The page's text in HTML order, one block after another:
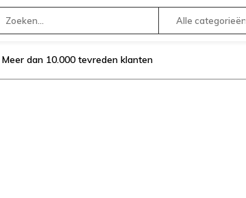
Alle categorieën
Meer dan 10.000 tevreden klanten